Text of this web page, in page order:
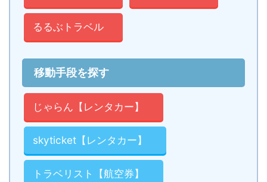
るるぶトラベル
移動手段を探す
じゃらん【レンタカー】
skyticket【レンタカー】
トラベリスト【航空券】